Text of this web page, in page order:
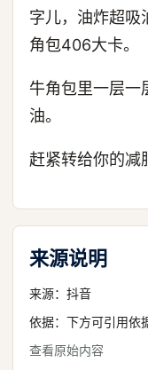
字儿，油炸超吸
角包406大卡。
牛角包里一层一
油。
赶紧转给你的减
来源说明
来源： 抖音
依据：下方可引用依
查看原始内容